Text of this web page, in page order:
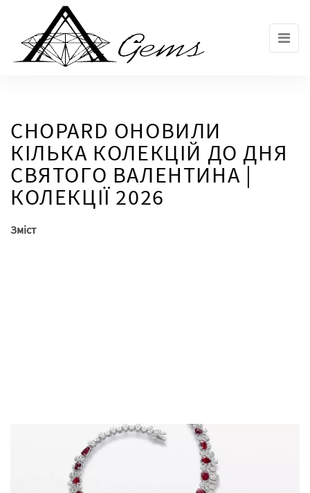
CHOPARD ОНОВИЛИ
КІЛЬКА КОЛЕКЦІЙ ДО ДНЯ
СВЯТОГО ВАЛЕНТИНА |
КОЛЕКЦІЇ 2026
Зміст